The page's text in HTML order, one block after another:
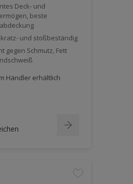
Deck- und
beste
und stoßbeständig
gegen Schmutz, Fett
Händler erhältlich